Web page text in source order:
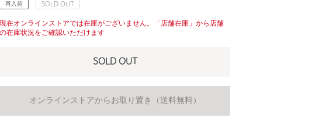
再入荷 SOLD OUT
現在オンラインストアでは在庫がございません。「店舗在庫」から店舗
の在庫状況をご確認いただけます
SOLD OUT
オンラインストアからお取り置き（送料無料）